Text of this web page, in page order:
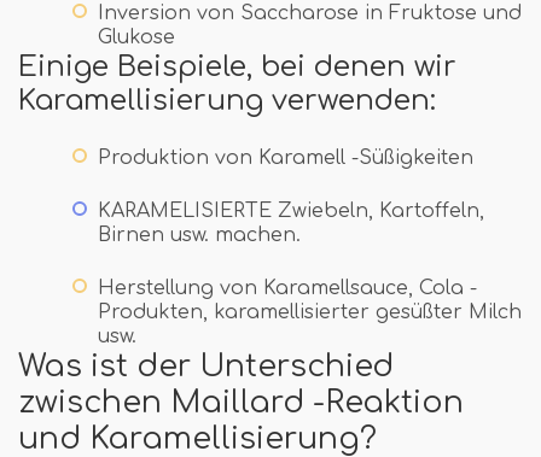
Inversion von Saccharose in Fruktose und
Glukose
Einige Beispiele, bei denen wir
Karamellisierung verwenden:
Produktion von Karamell -Süßigkeiten
KARAMELISIERTE Zwiebeln, Kartoffeln,
Birnen usw. machen.
Herstellung von Karamellsauce, Cola -
Produkten, karamellisierter gesüßter Milch
usw.
Was ist der Unterschied
zwischen Maillard -Reaktion
und Karamellisierung?